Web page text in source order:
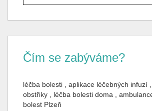
Čím se zabýváme?
léčba bolesti , aplikace léčebných infuzí
obstřiky , léčba bolesti doma ,
bolest Plzeň